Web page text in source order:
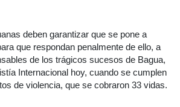
deben garantizar que se pone a
que respondan penalmente de ello, a
de los trágicos sucesos de Bagua,
Internacional hoy, cuando se cumplen
de violencia, que se cobraron 33 vidas.